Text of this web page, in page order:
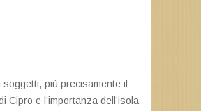
più precisamente il
e l’importanza dell’isola